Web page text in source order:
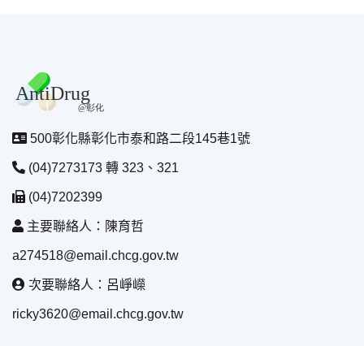
500彰化縣彰化市泰和路二段145巷1號
(04)7273173 轉 323、321
(04)7202399
主要聯絡人：陳育哲
a274518@email.chcg.gov.tw
次要聯絡人：呂崢嶸
ricky3620@email.chcg.gov.tw